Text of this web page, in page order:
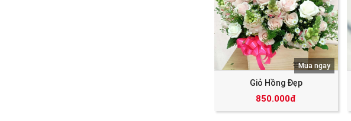
Giỏ Hồng Đẹp
850.000đ
Mua ngay